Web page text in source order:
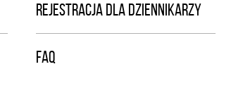
REJESTRACJA DLA DZIENNIKARZY
FAQ